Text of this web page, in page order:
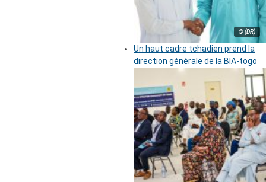
© (DR)
Un haut cadre tchadien prend la
direction générale de la BIA-togo